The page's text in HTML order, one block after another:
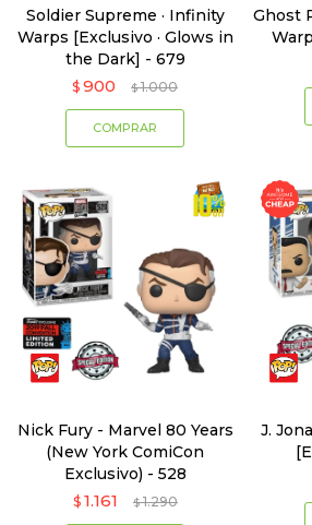
Soldier Supreme · Infinity
Warps [Exclusivo · Glows in
the Dark] - 679
$ 900 $ 1.000
Ghost
Nick Fury - Marvel 80 Years
(New York ComiCon
Exclusivo) - 528
$ 1.161 $ 1.290
J.